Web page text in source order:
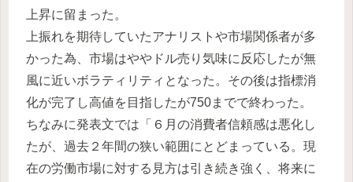
上昇に留まった。
上振れを期待していたアナリストや市場関係者が多
かった為、市場はややドル売り気味に反応したが無
風に近いボラティリティとなった。その後は指標消
化が完了し高値を目指したが750までで終わった。
ちなみに発表文では「６月の消費者信頼感は悪化し
たが、過去２年間の狭い範囲にとどまっている。現
在の労働市場に対する見方は引き続き強く、将来に